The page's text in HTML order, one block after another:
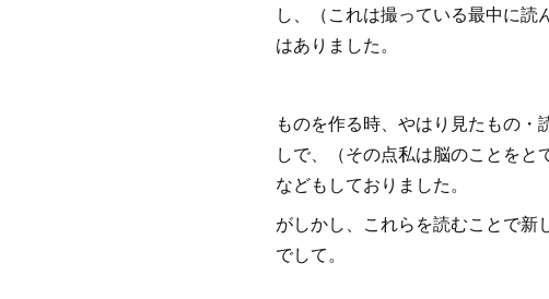
し、（これは撮っている最中に
はありました。
ものを作る時、やはり見たもの
しで、（その点私は脳のことを
などもしておりました。
がしかし、これらを読むことで
でして。